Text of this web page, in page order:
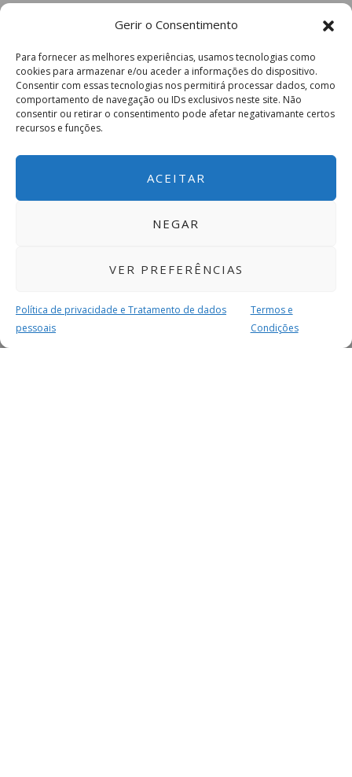
Gerir o Consentimento
Para fornecer as melhores experiências, usamos tecnologias como
cookies para armazenar e/ou aceder a informações do dispositivo.
Consentir com essas tecnologias nos permitirá processar dados, como
comportamento de navegação ou IDs exclusivos neste site. Não
consentir ou retirar o consentimento pode afetar negativamante certos
recursos e funções.
ACEITAR
NEGAR
VER PREFERÊNCIAS
Política de privacidade e Tratamento de dados
pessoais
Termos e
Condições